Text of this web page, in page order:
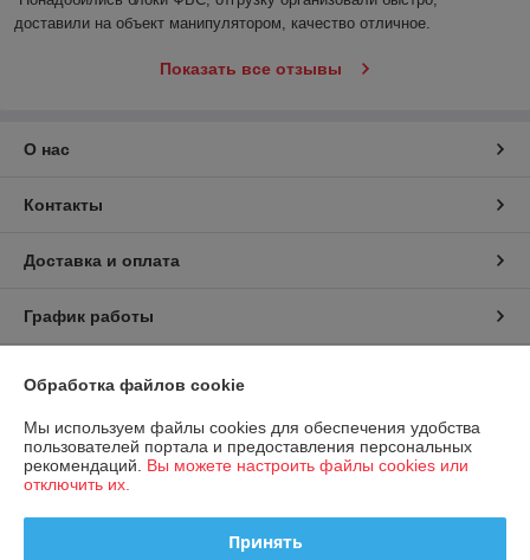
доставили на объект манипулятором, качество отличное.
Показать все отзывы
О нас
Контакты
Доставка и оплата
График работы
Политика обработки cookies
Сайт создан на платформе Deal.by
Обработка файлов cookie
Мы используем файлы cookies для обеспечения удобства
пользователей портала и предоставления персональных
рекомендаций. Вы можете настроить файлы cookies или
отключить их.
Принять